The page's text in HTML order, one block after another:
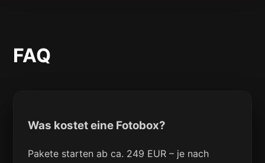
FAQ
Was kostet eine Fotobox?
Pakete starten ab ca. 249 EUR – je nach